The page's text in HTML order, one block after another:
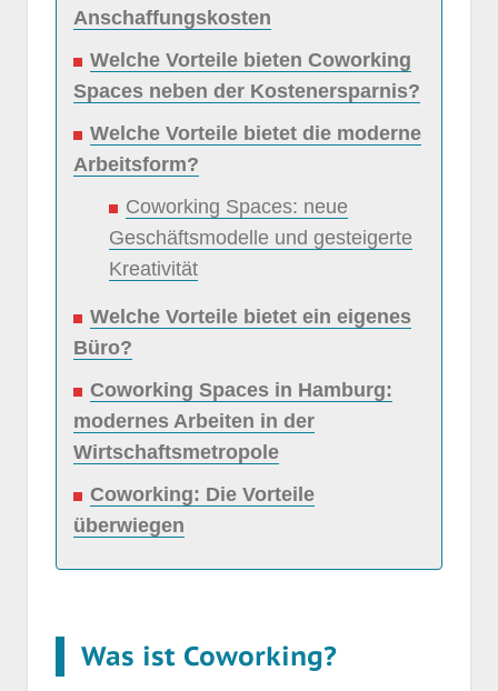
Anschaffungskosten
Welche Vorteile bieten Coworking
Spaces neben der Kostenersparnis?
Welche Vorteile bietet die moderne
Arbeitsform?
Coworking Spaces: neue
Geschäftsmodelle und gesteigerte
Kreativität
Welche Vorteile bietet ein eigenes
Büro?
Coworking Spaces in Hamburg:
modernes Arbeiten in der
Wirtschaftsmetropole
Coworking: Die Vorteile
überwiegen
Was ist Coworking?